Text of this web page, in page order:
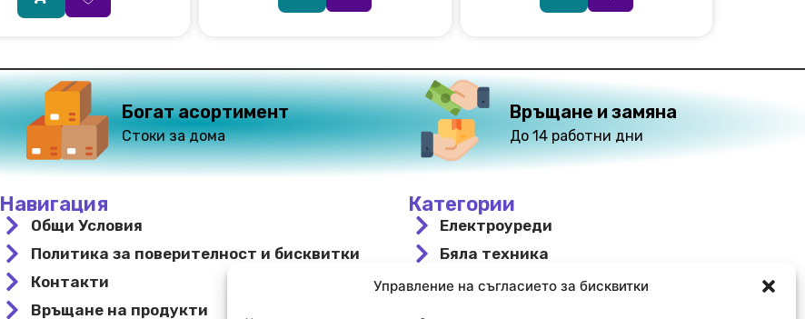
Управление на съгласието за бисквитки
Богат асортимент
Стоки за дома
Връщане и замяна
До 14 работни дни
Навигация
Общи Условия
Политика за поверителност и бисквитки
Контакти
Връщане на продукти
Категории
Електроуреди
Бяла техника
За вграждане